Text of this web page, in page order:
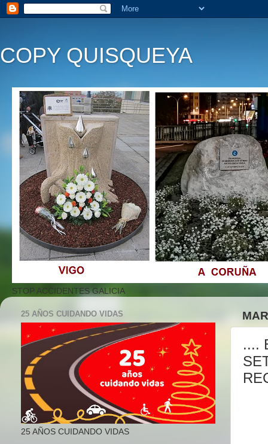
COPY QUISQUEYA
STOP ACCIDENTES GALICIA
....
25 AÑOS CUIDANDO VIDAS
25 AÑOS CUIDANDO VIDAS